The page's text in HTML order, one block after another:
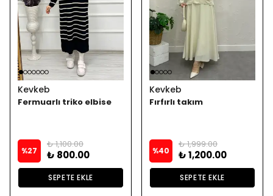
Kevkeb
Fermuarlı triko elbise
%27
₺ 1,100.00
₺ 800.00
SEPETE EKLE
Kevkeb
Fırfırlı takım
%40
₺ 1,999.00
₺ 1,200.00
SEPETE EKLE